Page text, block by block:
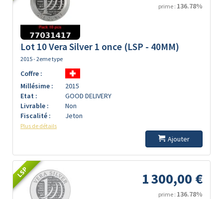
prime : 136.78%
Lot 10 Vera Silver 1 once (LSP - 40MM)
2015 - 2eme type
Coffre :
Millésime :
2015
Etat :
GOOD DELIVERY
Livrable :
Non
Fiscalité :
Jeton
Plus de détails
Ajouter
LSP 1 300,00 €
prime : 136.78%